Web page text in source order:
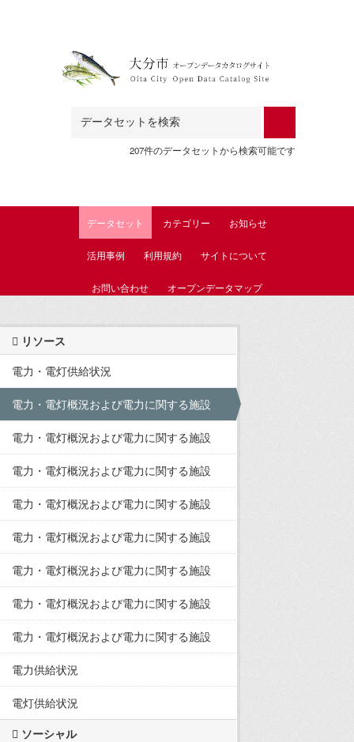
207件のデータセットから検索可能です
データセット カテゴリー お知らせ
活用事例 利用規約 サイトについて
お問い合わせ オープンデータマップ
リソース
電力・電灯供給状況
電力・電灯概況および電力に関する施設
電力・電灯概況および電力に関する施設
電力・電灯概況および電力に関する施設
電力・電灯概況および電力に関する施設
電力・電灯概況および電力に関する施設
電力・電灯概況および電力に関する施設
電力・電灯概況および電力に関する施設
電力・電灯概況および電力に関する施設
電力供給状況
電灯供給状況
ソーシャル